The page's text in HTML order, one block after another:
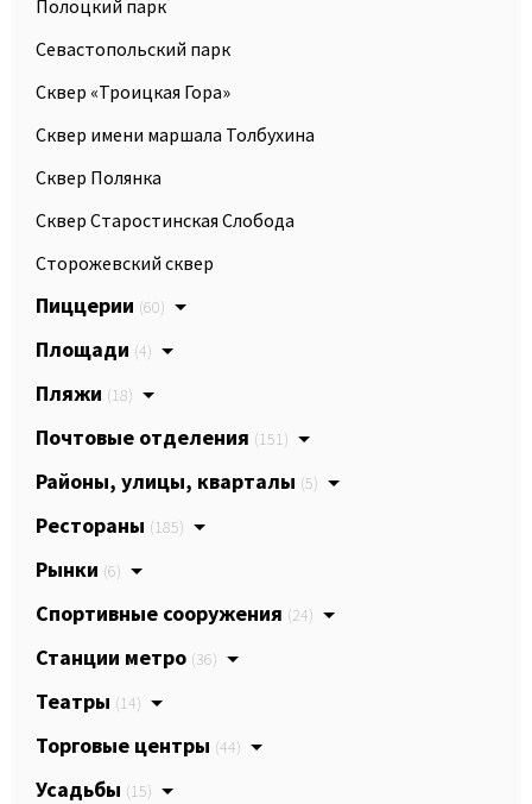
Полоцкий парк
Севастопольский парк
Сквер «Троицкая Гора»
Сквер имени маршала Толбухина
Сквер Полянка
Сквер Старостинская Слобода
Сторожевский сквер
Пиццерии (60)
Площади (4)
Пляжи (18)
Почтовые отделения (151)
Районы, улицы, кварталы (5)
Рестораны (185)
Рынки (6)
Спортивные сооружения (24)
Станции метро (36)
Театры (14)
Торговые центры (44)
Усадьбы (15)